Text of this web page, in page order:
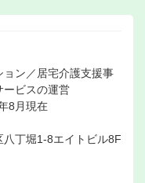
ン／居宅介護支援事
ービスの運営
8月現在
丁堀1-8エイトビル8F